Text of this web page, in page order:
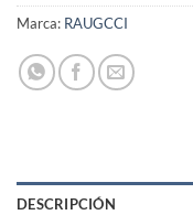
Marca: RAUGCCI
DESCRIPCIÓN